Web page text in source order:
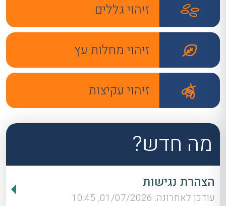
זיהוי גללים
זיהוי מחלות עץ
זיהוי עקיצות
מה חדש?
הצהרת נגישות
עודכן לאחרונה: 01/07/2026, 10:45